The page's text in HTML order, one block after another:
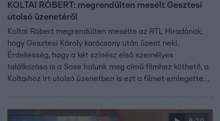
KOLTAI RÓBERT: megrendülten mesélt Gesztesi
utolsó üzenetéről
Koltai Róbert megrendülten mesélte az RTL Híradónak,
hogy Gesztesi Károly karácsony után üzent neki.
Érdekesség, hogy a két színész első személyes
találkozása is a Sose halunk meg című filmhez köthető, a
Koltaihoz írt utolsó üzenetben is ezt a filmet emlegette